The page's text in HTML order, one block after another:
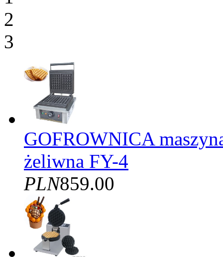
2
3
GOFROWNICA
żeliwna FY-4
PLN859.00